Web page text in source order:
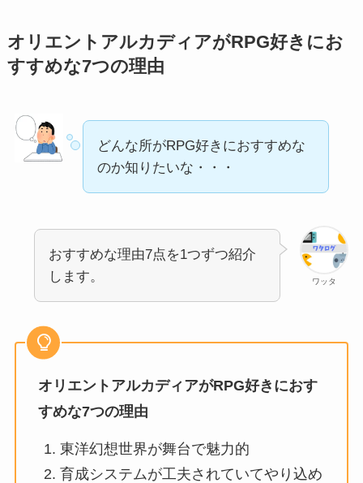
オリエントアルカディアがRPG好きにお
すすめな7つの理由
どんな所がRPG好きにおすすめな
のか知りたいな・・・
ワッタ
おすすめな理由7点を1つずつ紹介
します。
オリエントアルカディアがRPG好きにおす
すめな7つの理由
東洋幻想世界が舞台で魅力的
育成システムが工夫されていてやり込め